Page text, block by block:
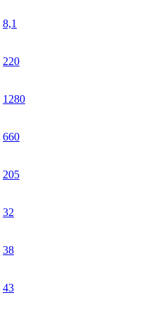
8,1
220
1280
660
205
32
38
43